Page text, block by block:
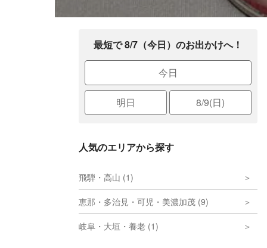
最短で 8/7（今日）のお出かけへ！
今日
明日 8/9(日)
人気のエリアから探す
飛騨・高山 (1)
恵那・多治見・可児・美濃加茂 (9)
岐阜・大垣・養老 (1)